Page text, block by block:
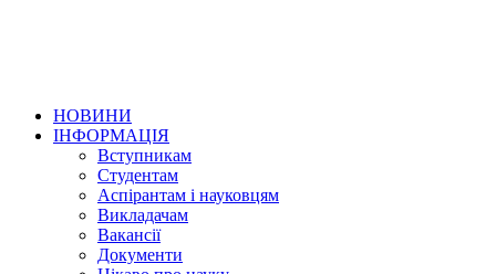
НОВИНИ
ІНФОРМАЦІЯ
Вступникам
Студентам
Аспірантам і науковцям
Викладачам
Вакансії
Документи